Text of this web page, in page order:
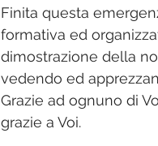
Finita questa
formativa ed
dimostrazione della
vedendo ed
Grazie ad ognuno di
grazie a Voi.